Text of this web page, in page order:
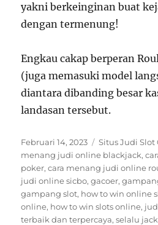
yakni berkeinginan buat
dengan termenung!
Engkau cakap berperan
(juga memasuki model
diantara dibanding besar
landasan tersebut.
Posted
on
Februari 14, 2023 Categories
Situs Judi Slot
menang judi online blackjack,
poker,cara menang judi online
judi online sicbo,gacoer,
gampang slot, how to win online
online, how to win slots online,
terbaik dan terpercaya,selalu